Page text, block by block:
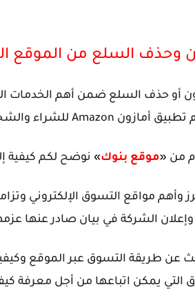
وحذف السلع من الموقع
أو حذف السلع ضمن أهم الخدمات
تطبيق أمازون Amazon للشراء والشحن.
من «موقع بنوك» نوضح لكم كيفية
وأهم مواقع التسوق الإلكتروني
الشركة في بيان صادر عنها
عن طريقة التسوق عبر الموقع
التي يمكن اتباعها من أجل معرفة